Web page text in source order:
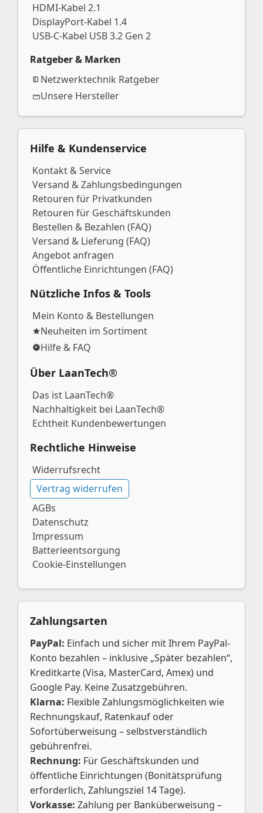
HDMI-Kabel 2.1
DisplayPort-Kabel 1.4
USB-C-Kabel USB 3.2 Gen 2
Ratgeber & Marken
Netzwerktechnik Ratgeber
Unsere Hersteller
Hilfe & Kundenservice
Kontakt & Service
Versand & Zahlungsbedingungen
Retouren für Privatkunden
Retouren für Geschäftskunden
Bestellen & Bezahlen (FAQ)
Versand & Lieferung (FAQ)
Angebot anfragen
Öffentliche Einrichtungen (FAQ)
Nützliche Infos & Tools
Mein Konto & Bestellungen
Neuheiten im Sortiment
Hilfe & FAQ
Über LaanTech®
Das ist LaanTech®
Nachhaltigkeit bei LaanTech®
Echtheit Kundenbewertungen
Rechtliche Hinweise
Widerrufsrecht
Vertrag widerrufen
AGBs
Datenschutz
Impressum
Batterieentsorgung
Cookie-Einstellungen
Zahlungsarten
PayPal: Einfach und sicher mit Ihrem PayPal-
Konto bezahlen – inklusive „Später bezahlen“,
Kreditkarte (Visa, MasterCard, Amex) und
Google Pay. Keine Zusatzgebühren.
Klarna: Flexible Zahlungsmöglichkeiten wie
Rechnungskauf, Ratenkauf oder
Sofortüberweisung – selbstverständlich
gebührenfrei.
Rechnung: Für Geschäftskunden und
öffentliche Einrichtungen (Bonitätsprüfung
erforderlich, Zahlungsziel 14 Tage).
Vorkasse: Zahlung per Banküberweisung –